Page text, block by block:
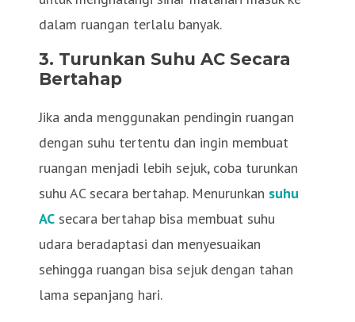
dalam ruangan terlalu banyak.
3. Turunkan Suhu AC Secara
Bertahap
Jika anda menggunakan pendingin ruangan
dengan suhu tertentu dan ingin membuat
ruangan menjadi lebih sejuk, coba turunkan
suhu AC secara bertahap. Menurunkan suhu
AC secara bertahap bisa membuat suhu
udara beradaptasi dan menyesuaikan
sehingga ruangan bisa sejuk dengan tahan
lama sepanjang hari.